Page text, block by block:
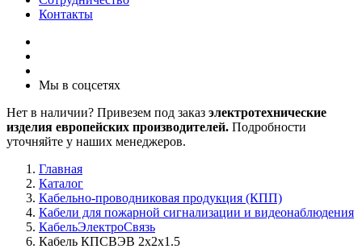
Контакты
Мы в соцсетях
Нет в наличии? Привезем под заказ электротехнические
изделия европейских производителей. Подробности
уточняйте у наших менеджеров.
Главная
Каталог
Кабельно-проводниковая продукция (КПП)
Кабели для пожарной сигнализации и видеонаблюдения
КабельЭлектроСвязь
Кабель КПСВЭВ 2х2х1.5